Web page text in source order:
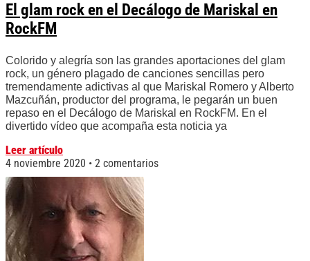
El glam rock en el Decálogo de Mariskal en
RockFM
Colorido y alegría son las grandes aportaciones del glam
rock, un género plagado de canciones sencillas pero
tremendamente adictivas al que Mariskal Romero y Alberto
Mazcuñán, productor del programa, le pegarán un buen
repaso en el Decálogo de Mariskal en RockFM. En el
divertido vídeo que acompaña esta noticia ya
Leer artículo
4 noviembre 2020
2 comentarios